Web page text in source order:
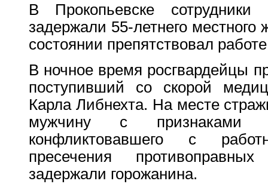
В Прокопьевске сотрудники
задержали 55-летнего местного
состоянии препятствовал
В ночное время росгвардейцы
поступивший со скорой
Карла Либнехта. На месте
мужчину с признаками
конфликтовавшего с
пресечения
задержали горожанина.